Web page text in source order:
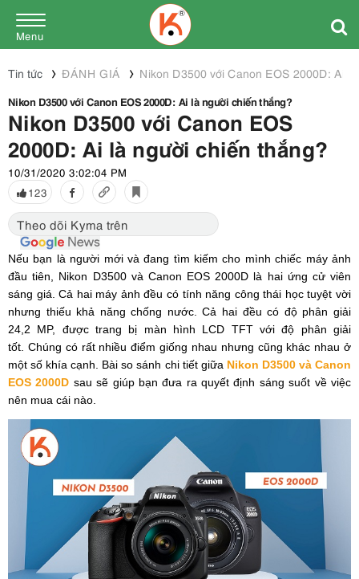
Menu
Tin tức ĐÁNH GIÁ
Nikon D3500 với Canon EOS 2000D: Ai
Nikon D3500 với Canon EOS 2000D: Ai là người chiến thắng?
Nikon D3500 với Canon EOS
2000D: Ai là người chiến thắng?
10/31/2020 3:02:04 PM
123
Theo dõi Kyma trên
Nếu bạn là người mới và đang tìm kiếm cho mình chiếc máy ảnh
đầu tiên, Nikon D3500 và Canon EOS 2000D là hai ứng cử viên
sáng giá. Cả hai máy ảnh đều có tính năng công thái học tuyệt vời
nhưng thiếu khả năng chống nước. Cả hai đều có độ phân giải
24,2 MP, được trang bị màn hình LCD TFT với độ phân giải
tốt. Chúng có rất nhiều điểm giống nhau nhưng cũng khác nhau ở
một số khía cạnh. Bài so sánh chi tiết giữa Nikon D3500 và Canon
EOS 2000D sau sẽ giúp bạn đưa ra quyết định sáng suốt về việc
nên mua cái nào.